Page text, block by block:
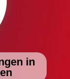
in